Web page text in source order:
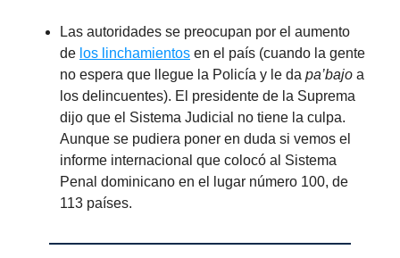
Las autoridades se preocupan por el aumento
de los linchamientos en el país (cuando la gente
no espera que llegue la Policía y le da pa’bajo a
los delincuentes). El presidente de la Suprema
dijo que el Sistema Judicial no tiene la culpa.
Aunque se pudiera poner en duda si vemos el
informe internacional que colocó al Sistema
Penal dominicano en el lugar número 100, de
113 países.